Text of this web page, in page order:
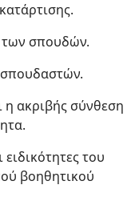
των σπουδών.
η ακριβής σύνθεση
του
βοηθητικού